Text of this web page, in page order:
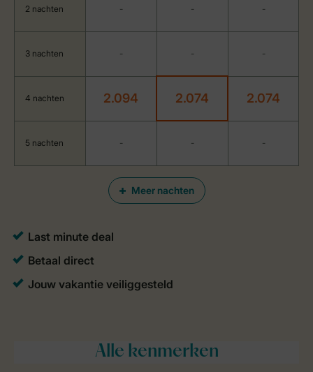
Meer nachten
2 nachten - - -
3 nachten - - -
4 nachten 2.094 2.074 2.074
5 nachten - - -
Alle kenmerken